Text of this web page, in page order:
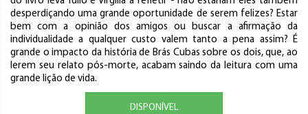
desperdiçando uma grande oportunidade de serem felizes? Estar
bem com a opinião dos amigos ou buscar a afirmação da
individualidade a qualquer custo valem tanto a pena assim? É
grande o impacto da história de Brás Cubas sobre os dois, que, ao
lerem seu relato pós-morte, acabam saindo da leitura com uma
grande lição de vida.
DISPONÍVEL